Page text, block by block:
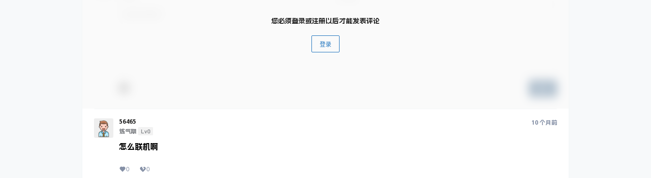
您必须登录或注册以后才能发表评论
登录
56465
炼气期
Lv0
10 个月前
怎么联机啊
0 0